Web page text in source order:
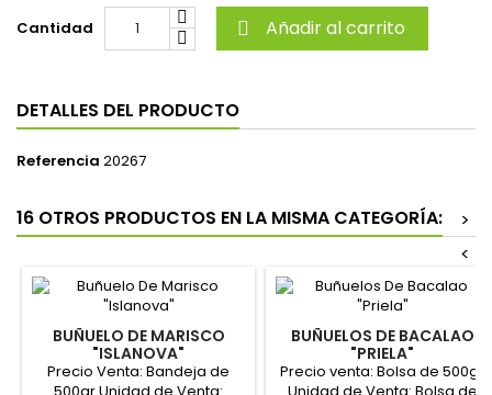
Cantidad  Añadir al carrito
DETALLES DEL PRODUCTO
Referencia 20267
16 OTROS PRODUCTOS EN LA MISMA CATEGORÍA:
>
<
BUÑUELO DE MARISCO
"ISLANOVA"
Precio Venta: Bandeja de
BUÑUELOS DE BACALAO
"PRIELA"
Precio venta: Bolsa de 500gr